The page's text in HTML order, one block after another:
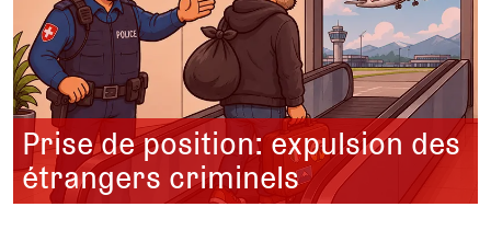
Prise de position: expulsion des
étrangers criminels